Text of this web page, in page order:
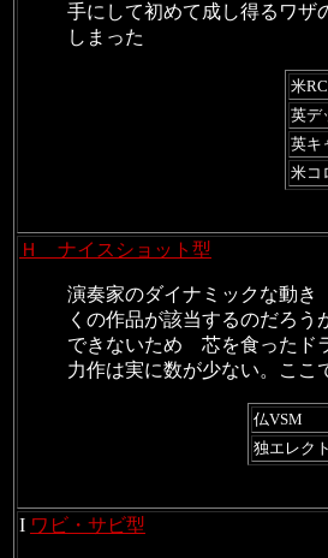
手にして初めて成し得るワ
しまった
米
英デ
英キ
米コ
Ｈ ナイスショット型
演奏家のダイナミックな動き
くの作品が該当するのだろ
できないため 芯を食ったド
力作は実に数が少ない。ここ
仏VSM
独エレク
I ワビ・サビ型